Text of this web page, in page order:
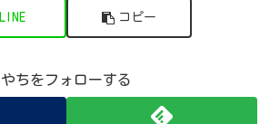
LINE コピー
やちをフォローする